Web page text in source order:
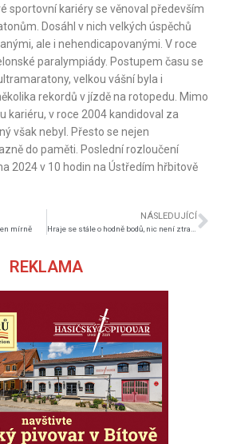
sportovní kariéry se věnoval především
Dosáhl v nich velkých úspěchů
ale i nehendicapovanými. V roce
paralympiády. Postupem času se
velkou vášní byla i
rekordů v jízdě na rotopedu. Mimo
kariéru, v roce 2004 kandidoval za
však nebyl. Přesto se nejen
do paměti. Poslední rozloučení
2024 v 10 hodin na Ústředím hřbitově
mírně
NÁSLEDUJÍCÍ
REKLAMA